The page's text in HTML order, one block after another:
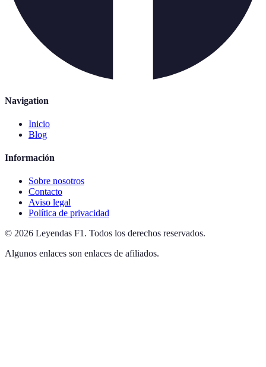
Navigation
Inicio
Blog
Información
Sobre nosotros
Contacto
Aviso legal
Política de privacidad
© 2026 Leyendas F1. Todos los derechos reservados.
Algunos enlaces son enlaces de afiliados.